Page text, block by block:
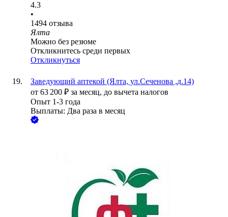
4.3
•
1494 отзыва
Ялта
Можно без резюме
Откликнитесь среди первых
Откликнуться
Заведующий аптекой (Ялта, ул.Сеченова ,д.14)
от 63 200 ₽ за месяц, до вычета налогов
Опыт 1-3 года
Выплаты: Два раза в месяц